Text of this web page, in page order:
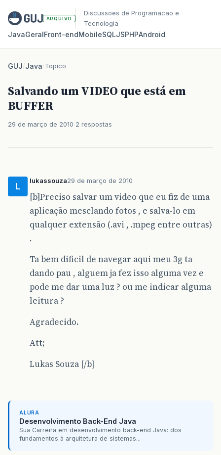
ARQUIVO
Discussoes de Programacao e
Tecnologia
JavaGeralFront‑endMobileSQLJSPHPAndroid
GUJ/Java/Topico
Salvando um VIDEO que está em
BUFFER
29 de março de 2010 2 respostas
L
lukassouza29 de março de 2010
[b]Preciso salvar um video que eu fiz de uma
aplicação mesclando fotos , e salva-lo em
qualquer extensão (.avi , .mpeg entre outras)
.
Ta bem dificil de navegar aqui meu 3g ta
dando pau , alguem ja fez isso alguma vez e
pode me dar uma luz ? ou me indicar alguma
leitura ?
Agradecido.
Att;
Lukas Souza [/b]
ALURA
Desenvolvimento Back-End Java
Sua Carreira em desenvolvimento back-end Java: dos
fundamentos à arquitetura de sistemas...